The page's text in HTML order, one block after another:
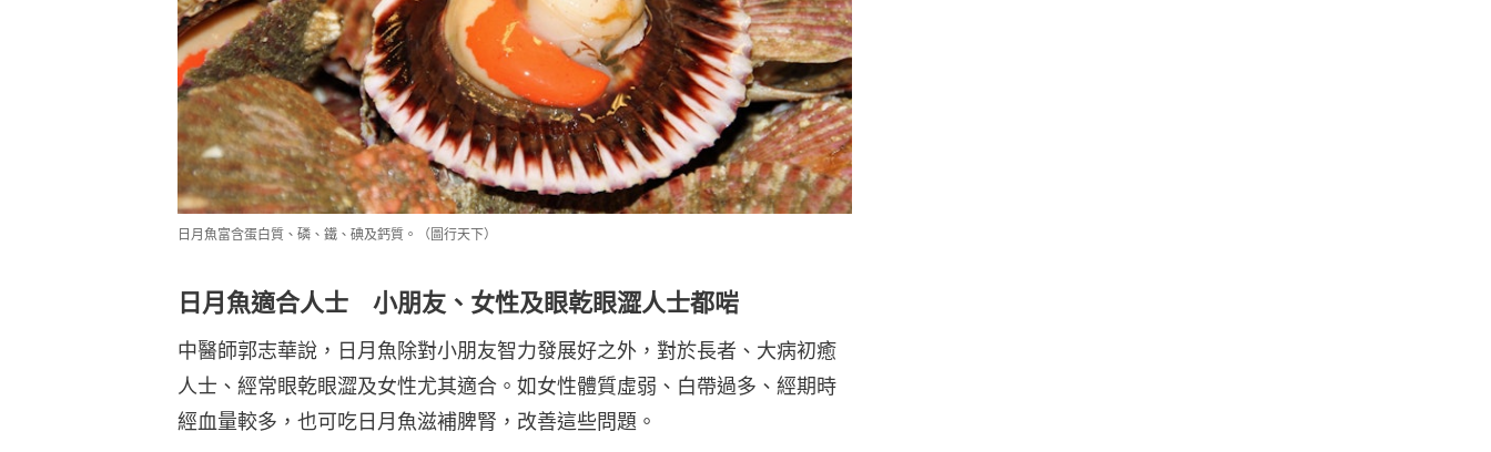
日月魚富含蛋白質、磷、鐵、碘及鈣質。（圖行天下）
日月魚適合人士 小朋友、女性及眼乾眼澀人士都啱
中醫師郭志華說，日月魚除對小朋友智力發展好之外，對於長者、大病初癒
人士、經常眼乾眼澀及女性尤其適合。如女性體質虛弱、白帶過多、經期時
經血量較多，也可吃日月魚滋補脾腎，改善這些問題。